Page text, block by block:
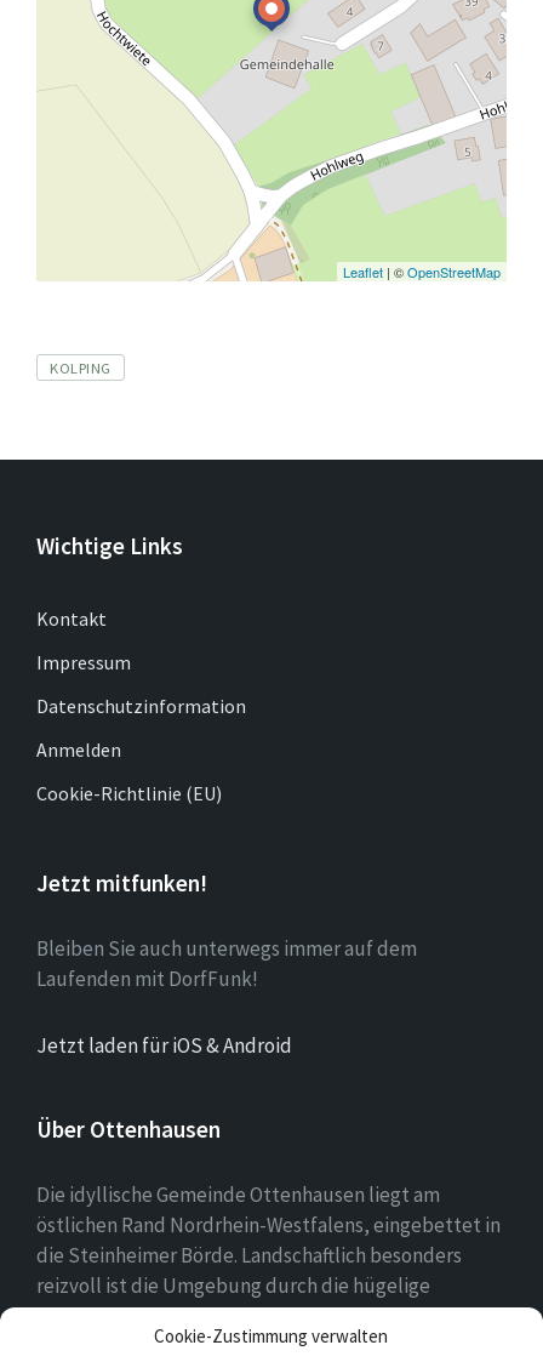
Cookie-Zustimmung verwalten
Leaflet | ©OpenStreetMap
Tags
KOLPING
Wichtige Links
Kontakt
Impressum
Datenschutzinformation
Anmelden
Cookie-Richtlinie (EU)
Jetzt mitfunken!
Bleiben Sie auch unterwegs immer auf dem
Laufenden mit DorfFunk!
Jetzt laden für iOS & Android
Über Ottenhausen
Die idyllische Gemeinde Ottenhausen liegt am
östlichen Rand Nordrhein-Westfalens, eingebettet in
die Steinheimer Börde. Landschaftlich besonders
reizvoll ist die Umgebung durch die hügelige
Landschaft des naheliegenden Eggegebirges als
Ausläufer des Teutoburger Waldes.